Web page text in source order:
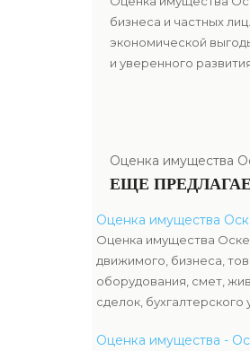
бизнеса и частных
экономической
и уверенного
Оценка имущества
ЕЩЕ
Оценка имущества
Оценка имущества
движимого, бизнеса,
оборудования, смет,
сделок,
объективность
Оценка имущества -